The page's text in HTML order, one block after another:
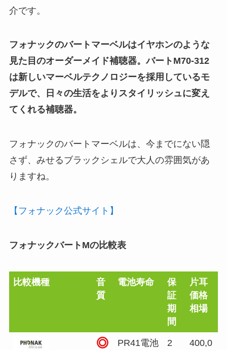
介です。
フォナックのバートマーベルはイヤホンのような
見た目のオーダーメイド補聴器。バートM70-312
は新しいマーベルテクノロジーを採用しているモ
デルで、日々の生活をよりスタイリッシュに変え
てくれる補聴器。
フォナックのバートマーベルは、今までにない隠
さず、みせるブラックシェルで大人の雰囲気があ
りますね。
【フォナック公式サイト】
フォナックバートMの比較表
比較機種
音
質
電池寿命
保
証
期
間
片耳
価格
相場
PR41電池
2
400,0